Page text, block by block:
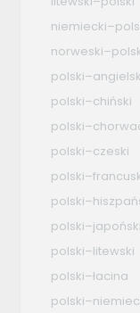
polski–chiński
polski–czeski
polski–japoński
polski–litewski
polski–łacina